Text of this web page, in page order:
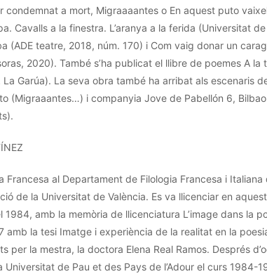
condemnat a mort, Migraaaantes o En aquest puto
Cavalls a la finestra. L’aranya a la ferida (Universitat de
(ADE teatre, 2018, núm. 170) i Com vaig donar un
, 2020). També s’ha publicat el llibre de poemes A la
La Garúa). La seva obra també ha arribat als escenaris
(Migraaantes…) i companyia Jove de Pabellón 6,
Francesa al Departament de Filologia Francesa i
de la Universitat de València. Es va llicenciar en
1984, amb la memòria de llicenciatura L’image dans la
amb la tesi Imatge i experiència de la realitat en la
per la mestra, la doctora Elena Real Ramos. Després
Universitat de Pau et des Pays de l’Adour el curs 1984-